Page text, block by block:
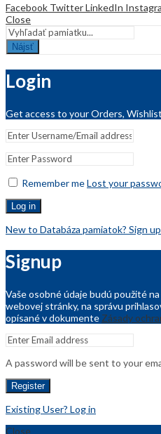
Facebook TwitterLinkedIn
Close
Nájsť
Login
Get access to your Orders,
Remember meLost your
Log in
New to Databáza pamiatok? Sign up
Signup
Vaše osobné údaje budú použité
webovej stránky, na správu
opísané v dokumente Zásady
A password will be sent to your
Register
Existing User? Log in
Close